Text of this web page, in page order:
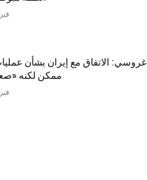
فبراير
غروسي: الاتفاق مع إيران بشأن
ممكن لكنه
فبراير